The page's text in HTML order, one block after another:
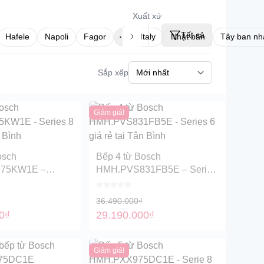
Bếp từ Fujioh
Bếp từ Malloca
Bếp từ Pramie
Hafele Napoli Fagor
Xuất xứ
Italy Nhật bản Tây ban
Tất cả
Sắp xếp
–
₫
Giảm giá!
Bếp 4 từ Bosch
HMH.PVS831FB5E – Series
36.490.000₫
29.190.000₫
Giảm giá!